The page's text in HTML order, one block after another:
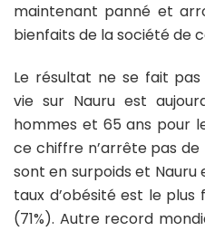
maintenant panné et
bienfaits de la société de
Le résultat ne se fait pas
vie sur Nauru est
hommes et 65 ans pour
ce chiffre n’arrête pas de
sont en surpoids et Nauru
taux d’obésité est le
(71%). Autre record